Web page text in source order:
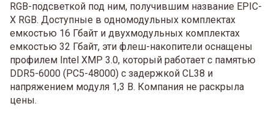
RGB-подсветкой под ним, получившим название EPIC-
X RGB. Доступные в одномодульных комплектах
емкостью 16 Гбайт и двухмодульных комплектах
емкостью 32 Гбайт, эти флеш-накопители оснащены
профилем Intel XMP 3.0, который работает с памятью
DDR5-6000 (PC5-48000) с задержкой CL38 и
напряжением модуля 1,3 В. Компания не раскрыла
цены.